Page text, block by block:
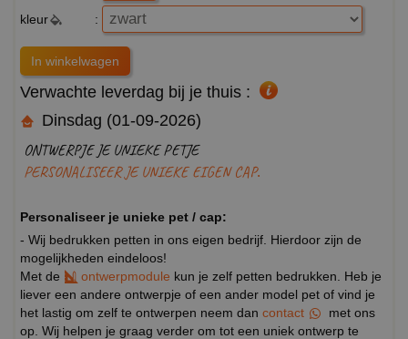
kleur :
Verwachte leverdag bij je thuis :
Dinsdag (01-09-2026)
ONTWERPJE JE UNIEKE PETJE
PERSONALISEER JE UNIEKE EIGEN CAP.
Personaliseer je unieke pet / cap:
- Wij bedrukken petten in ons eigen bedrijf. Hierdoor zijn de
mogelijkheden eindeloos!
Met de
ontwerpmodule kun je zelf petten bedrukken. Heb je
liever een andere ontwerpje of een ander model pet of vind je
het lastig om zelf te ontwerpen neem dan contact
met ons
op. Wij helpen je graag verder om tot een uniek ontwerp te